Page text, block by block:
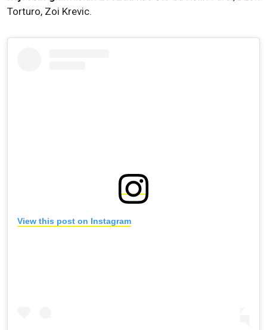
Torturo, Zoi Krevic.
View this post on Instagram